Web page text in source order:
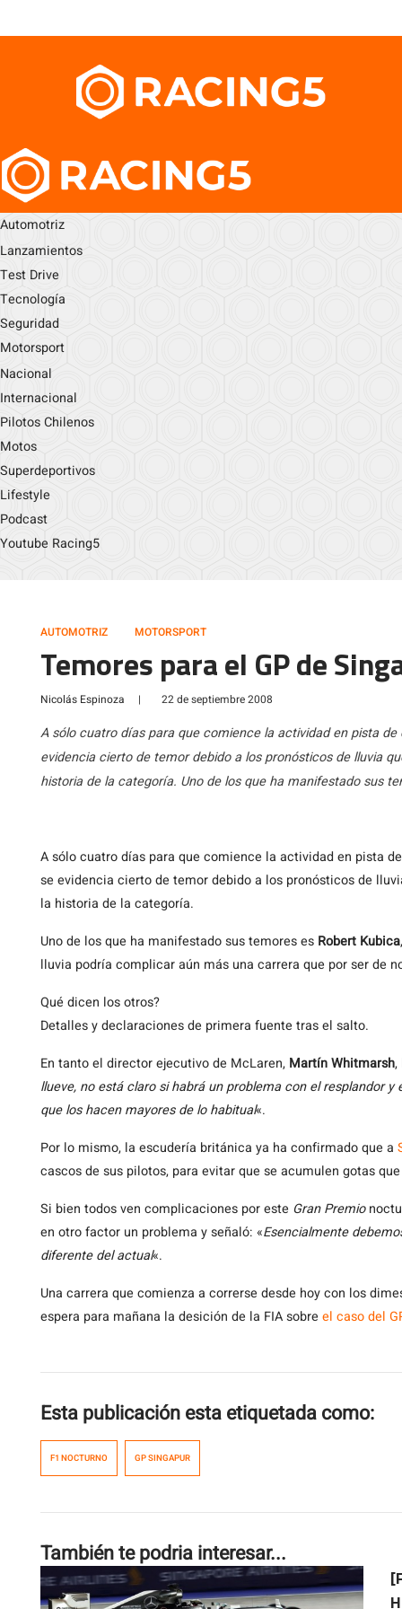
Automotriz
Lanzamientos
Test Drive
Tecnología
Seguridad
Motorsport
Nacional
Internacional
Pilotos Chilenos
Motos
Superdeportivos
Lifestyle
Podcast
Youtube Racing5
AUTOMOTRIZ MOTORSPORT
Temores para el GP de
Nicolás Espinoza | 22 de septiembre 2008
A sólo cuatro días para que comience la actividad en pista
evidencia cierto de temor debido a los pronósticos de lluvia
historia de la categoría. Uno de los que ha manifestado sus
Asólo cuatro días para que comience la actividad en pista
se evidencia cierto de temor debido a los pronósticos de
la historia de la categoría.
Uno de los que ha manifestado sus temores es Robert Kubica
lluvia podría complicar aún más una carrera que por ser de
Qué dicen los otros?
Detalles y declaraciones de primera fuente tras el salto.
En tanto el director ejecutivo de McLaren, Martín Whitmarsh,
llueve, no está claro si habrá un problema con el resplandor
que los hacen mayores de lo habitual«.
Por lo mismo, la escudería británica ya ha confirmado que a
cascos de sus pilotos, para evitar que se acumulen gotas
Si bien todos ven complicaciones por este Gran Premio
en otro factor un problema y señaló: «Esencialmente
diferente del actual«.
Una carrera que comienza a correrse desde hoy con los
espera para mañana la desición de la FIA sobre el caso del
Esta publicación esta etiquetada como:
F1 NOCTURNO GP SINGAPUR
También te podria interesar...